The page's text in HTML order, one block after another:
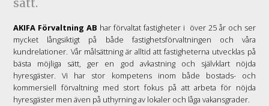
sätt.
AKIFA Förvaltning AB har förvaltat fastigheter i över 25 år och ser
mycket långsiktigt på både fastighetsförvaltningen och våra
kundrelationer. Vår målsättning är alltid att fastigheterna utvecklas på
bästa möjliga sätt, ger en god avkastning och självklart nöjda
hyresgäster. Vi har stor kompetens inom både bostads- och
kommersiell förvaltning med stort fokus på att arbeta för nöjda
hyresgäster men även på uthyrning av lokaler och låga vakansgrader.